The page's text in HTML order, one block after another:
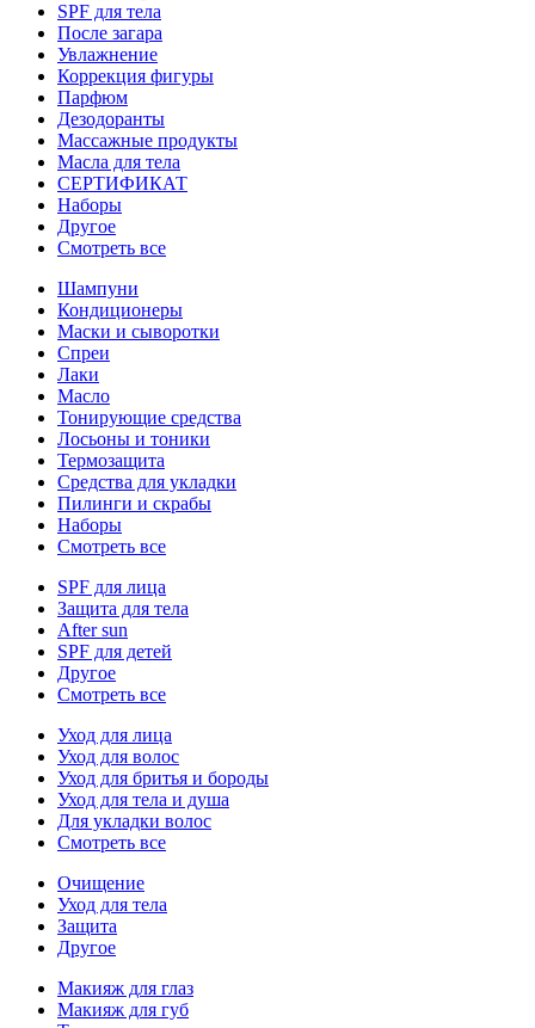
SPF для тела
После загара
Увлажнение
Коррекция фигуры
Парфюм
Дезодоранты
Массажные продукты
Масла для тела
СЕРТИФИКАТ
Наборы
Другое
Смотреть все
Шампуни
Кондиционеры
Маски и сыворотки
Спреи
Лаки
Масло
Тонирующие средства
Лосьоны и тоники
Термозащита
Средства для укладки
Пилинги и скрабы
Наборы
Смотреть все
SPF для лица
Защита для тела
After sun
SPF для детей
Другое
Смотреть все
Уход для лица
Уход для волос
Уход для бритья и бороды
Уход для тела и душа
Для укладки волос
Смотреть все
Очищение
Уход для тела
Защита
Другое
Макияж для глаз
Макияж для губ